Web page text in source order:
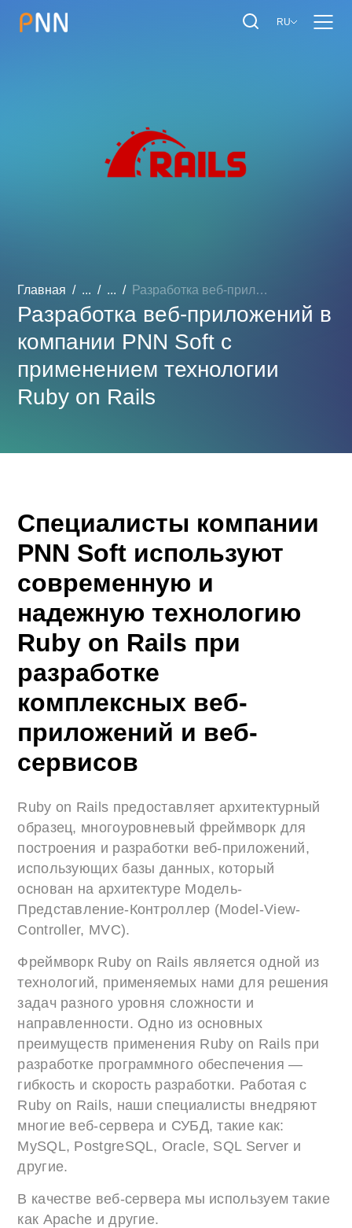
RU
Главная ... ... Разработка веб-приложений...
Разработка веб-приложений в
компании PNN Soft с
применением технологии
Ruby on Rails
Специалисты компании
PNN Soft используют
современную и
надежную технологию
Ruby on Rails при
разработке
комплексных веб-
приложений и веб-
сервисов
Ruby on Rails предоставляет архитектурный
образец, многоуровневый фреймворк для
построения и разработки веб-приложений,
использующих базы данных, который
основан на архитектуре Модель-
Представление-Контроллер (Model-View-
Controller, MVC).
Фреймворк Ruby on Rails является одной из
технологий, применяемых нами для решения
задач разного уровня сложности и
направленности. Одно из основных
преимуществ применения Ruby on Rails при
разработке программного обеспечения —
гибкость и скорость разработки. Работая с
Ruby on Rails, наши специалисты внедряют
многие веб-сервера и СУБД, такие как:
MySQL, PostgreSQL, Oracle, SQL Server и
другие.
В качестве веб-сервера мы используем такие
как Apache и другие.